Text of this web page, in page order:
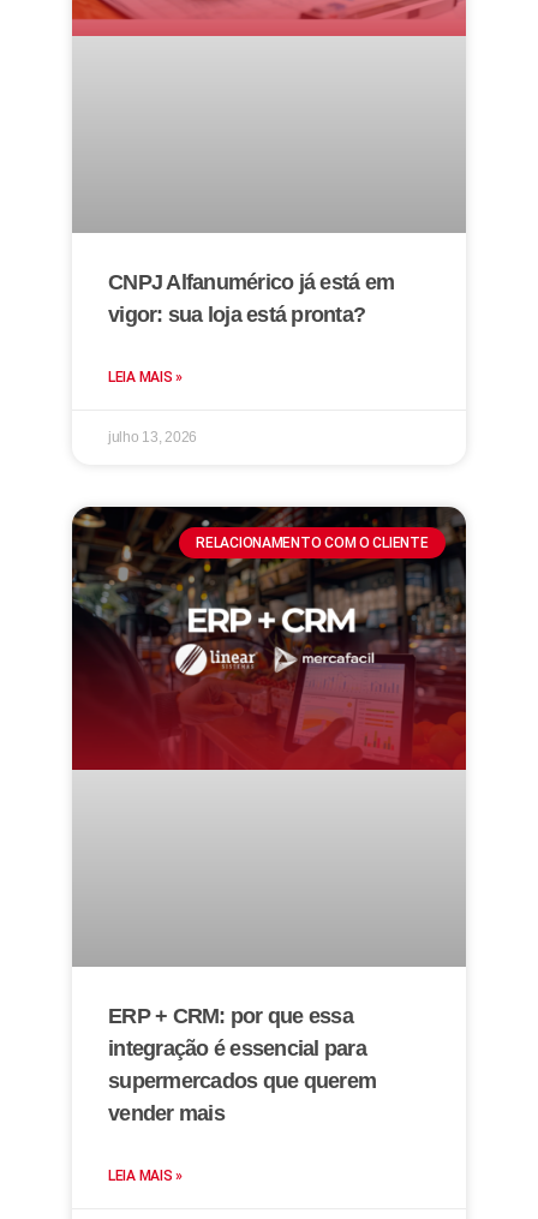
CNPJ Alfanumérico já está em
vigor: sua loja está pronta?
LEIA MAIS »
julho 13, 2026
RELACIONAMENTO COM O CLIENTE
ERP + CRM: por que essa
integração é essencial para
supermercados que querem
vender mais
LEIA MAIS »